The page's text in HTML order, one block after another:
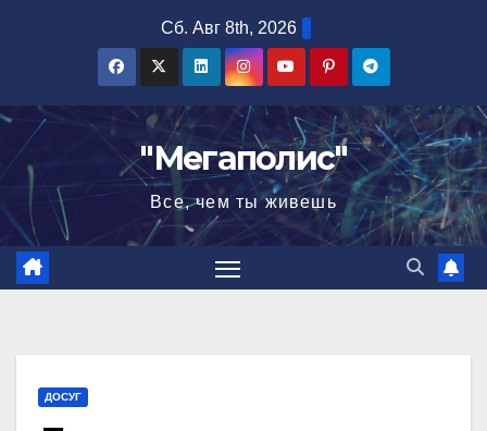
Сб. Авг 8th, 2026
"Мегаполис"
Все, чем ты живешь
ДОСУГ